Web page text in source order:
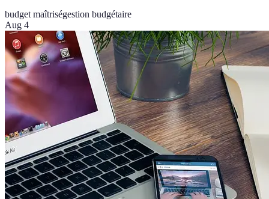
budget maîtriségestion budgétaire
Aug 4